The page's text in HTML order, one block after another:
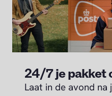
24/7 je pakket
Laat in de avond